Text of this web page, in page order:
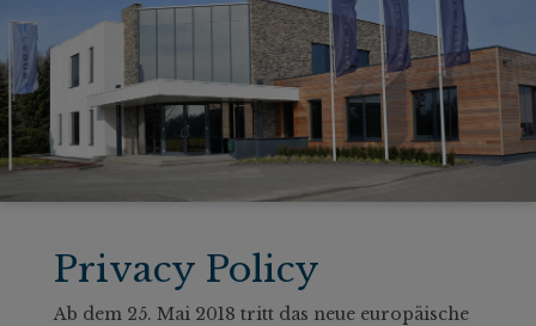
Privacy Policy
Ab dem 25. Mai 2018 tritt das neue europäische